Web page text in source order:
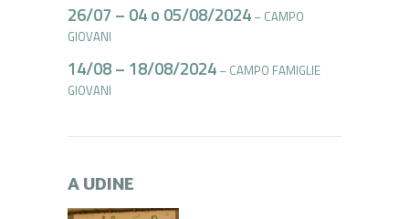
26/07 – 04 o 05/08/2024 – CAMPO
GIOVANI
14/08 – 18/08/2024 – CAMPO FAMIGLIE
GIOVANI
A UDINE